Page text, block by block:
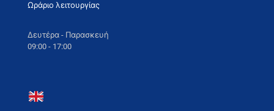
Ωράριο λειτουργίας
Δευτέρα - Παρασκευή
09:00 - 17:00